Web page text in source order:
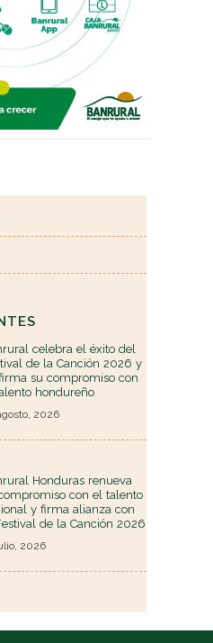
celebra el éxito del
de la Canción 2026 y
su compromiso con
hondureño
2026
Honduras renueva
con el talento
y firma alianza con
de la Canción 2026
2026